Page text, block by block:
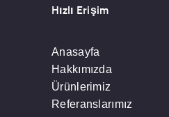
Hızlı Erişim
Anasayfa
Hakkımızda
Ürünlerimiz
Referanslarımız